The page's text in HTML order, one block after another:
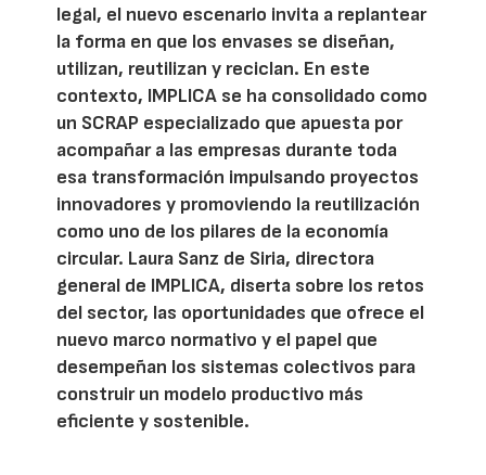
legal, el nuevo escenario invita a replantear
la forma en que los envases se diseñan,
utilizan, reutilizan y reciclan. En este
contexto, IMPLICA se ha consolidado como
un SCRAP especializado que apuesta por
acompañar a las empresas durante toda
esa transformación impulsando proyectos
innovadores y promoviendo la reutilización
como uno de los pilares de la economía
circular. Laura Sanz de Siria, directora
general de IMPLICA, diserta sobre los retos
del sector, las oportunidades que ofrece el
nuevo marco normativo y el papel que
desempeñan los sistemas colectivos para
construir un modelo productivo más
eficiente y sostenible.